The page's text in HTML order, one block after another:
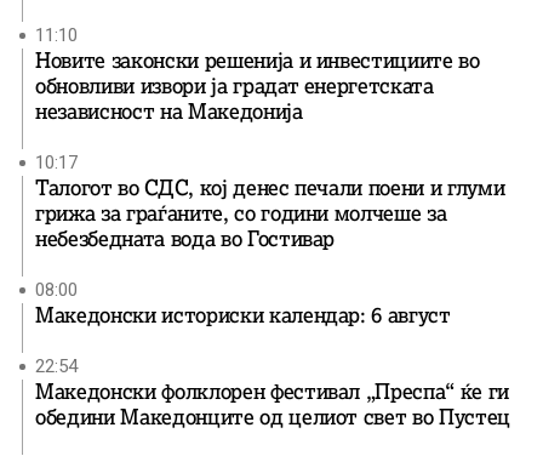
11:10
Новите законски решенија и инвестициите во
обновливи извори ја градат енергетската
независност на Македонија
10:17
Талогот во СДС, кој денес печали поени и глуми
грижа за граѓаните, со години молчеше за
небезбедната вода во Гостивар
08:00
Македонски историски календар: 6 август
22:54
Македонски фолклорен фестивал „Преспа“ ќе ги
обедини Македонците од целиот свет во Пустец